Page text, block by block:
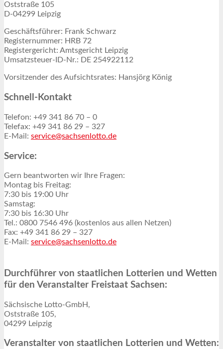
Oststraße 105
D-04299 Leipzig
Geschäftsführer: Frank Schwarz
Registernummer: HRB 72
Registergericht: Amtsgericht Leipzig
Umsatzsteuer-ID-Nr.: DE 254922112
Vorsitzender des Aufsichtsrates: Hansjörg König
Schnell-Kontakt
Telefon: +49 341 86 70 – 0
Telefax: +49 341 86 29 – 327
E-Mail: service@sachsenlotto.de
Service:
Gern beantworten wir Ihre Fragen:
Montag bis Freitag:
7:30 bis 19:00 Uhr
Samstag:
7:30 bis 16:30 Uhr
Tel.: 0800 7546 496 (kostenlos aus allen Netzen)
Fax: +49 341 86 29 – 327
E-Mail: service@sachsenlotto.de
Durchführer von staatlichen Lotterien und Wetten
für den Veranstalter Freistaat Sachsen:
Sächsische Lotto-GmbH,
Oststraße 105,
04299 Leipzig
Veranstalter von staatlichen Lotterien und Wetten: